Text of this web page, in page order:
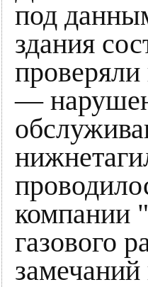
под
здания
—
компании
газового